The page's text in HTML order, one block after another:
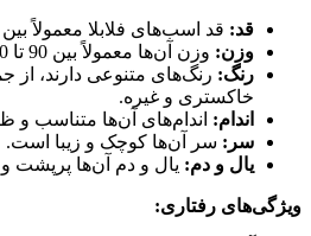
قد: قد اسب‌های فلابلا معمولاً بین 71 تا 86 سانتی‌متر است.
وزن: وزن آن‌ها معمولاً بین 90 تا 180 کیلوگرم است.
رنگ: رنگ‌های متنوعی دارند، از
خاکستری و غیره.
اندام: اندام‌های آن‌ها متناسب
سر: سر آن‌ها کوچک و زیبا است.
یال و دم: یال و دم آن‌ها پرپشت
ویژگی‌های رفتاری: